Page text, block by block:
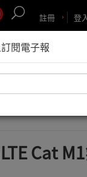
登入
註冊
Cat
閱電子報